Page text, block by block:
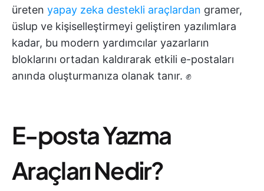
üreten yapay zeka destekli araçlardan gramer,
üslup ve kişiselleştirmeyi geliştiren yazılımlara
kadar, bu modern yardımcılar yazarların
bloklarını ortadan kaldırarak etkili e-postaları
anında oluşturmanıza olanak tanır. ✊
E-posta Yazma
Araçları Nedir?